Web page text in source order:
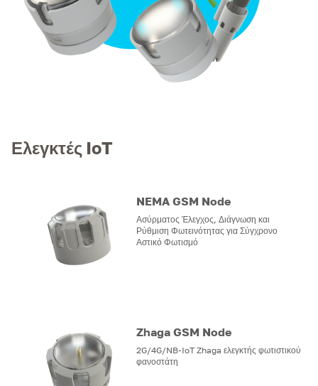
Ελεγκτές IoT
NEMA GSM Node
Ασύρματος Έλεγχος, Διάγνωση και
Ρύθμιση Φωτεινότητας για Σύγχρονο
Αστικό Φωτισμό
Zhaga GSM Node
2G/4G/NB-IoT Zhaga ελεγκτής φωτιστικού
φανοστάτη